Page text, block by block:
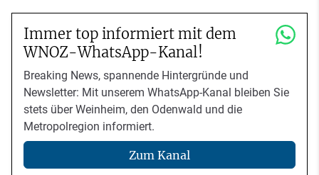
Immer top informiert mit dem
WNOZ-WhatsApp-Kanal!
Breaking News, spannende Hintergründe und
Newsletter: Mit unserem WhatsApp-Kanal bleiben Sie
stets über Weinheim, den Odenwald und die
Metropolregion informiert.
Zum Kanal